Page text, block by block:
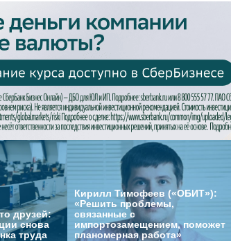
друзей:
снова
труда
Кирилл Тимофеев («ОБИТ»):
«Решить проблемы,
связанные с
импортозамещением, поможет
планомерная работа»